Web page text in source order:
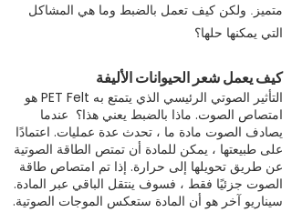
متميز. ولكن كيف تعمل بالضبط وما هي المشاكل
التي يمكنها حلها؟
كيف يعمل شعر الحيوانات الأليفة
التأثير الصوتي الرئيسي الذي يتمتع به PET Felt هو
امتصاص الصوت. ماذا بالضبط يعني هذا؟ عندما
يصادف الصوت مادة ما ، تحدث عدة عمليات. اعتمادًا
على طبيعتها ، يمكن للمادة أن تمتص الطاقة الصوتية
عن طريق تحويلها إلى حرارة. إذا تم امتصاص طاقة
الصوت جزئيًا فقط ، فسوف ينتقل الباقي عبر المادة.
سيناريو آخر هو أن المادة ستعكس الموجات الصوتية.